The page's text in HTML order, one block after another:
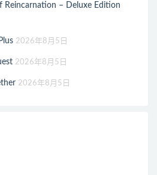
Reincarnation – Deluxe Edition
2026年8月5日
2026年8月5日
2026年8月5日